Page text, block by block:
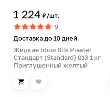
1 224 ₽/шт.
9
Доставка до 10 дней
Жидкие обои Silk Plaster
Стандарт (Standard) 013 1 кг
Приглушенный желтый